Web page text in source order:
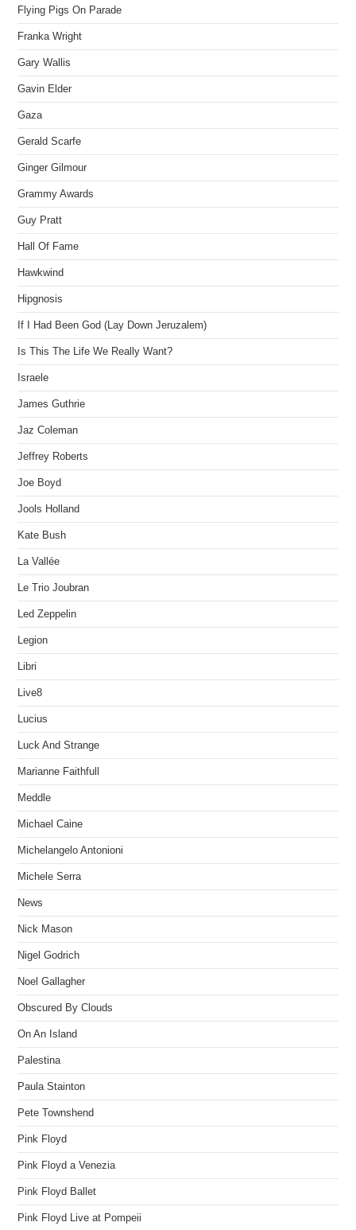
Flying Pigs On Parade
Franka Wright
Gary Wallis
Gavin Elder
Gaza
Gerald Scarfe
Ginger Gilmour
Grammy Awards
Guy Pratt
Hall Of Fame
Hawkwind
Hipgnosis
If I Had Been God (Lay Down Jeruzalem)
Is This The Life We Really Want?
Israele
James Guthrie
Jaz Coleman
Jeffrey Roberts
Joe Boyd
Jools Holland
Kate Bush
La Vallée
Le Trio Joubran
Led Zeppelin
Legion
Libri
Live8
Lucius
Luck And Strange
Marianne Faithfull
Meddle
Michael Caine
Michelangelo Antonioni
Michele Serra
News
Nick Mason
Nigel Godrich
Noel Gallagher
Obscured By Clouds
On An Island
Palestina
Paula Stainton
Pete Townshend
Pink Floyd
Pink Floyd a Venezia
Pink Floyd Ballet
Pink Floyd Live at Pompeii